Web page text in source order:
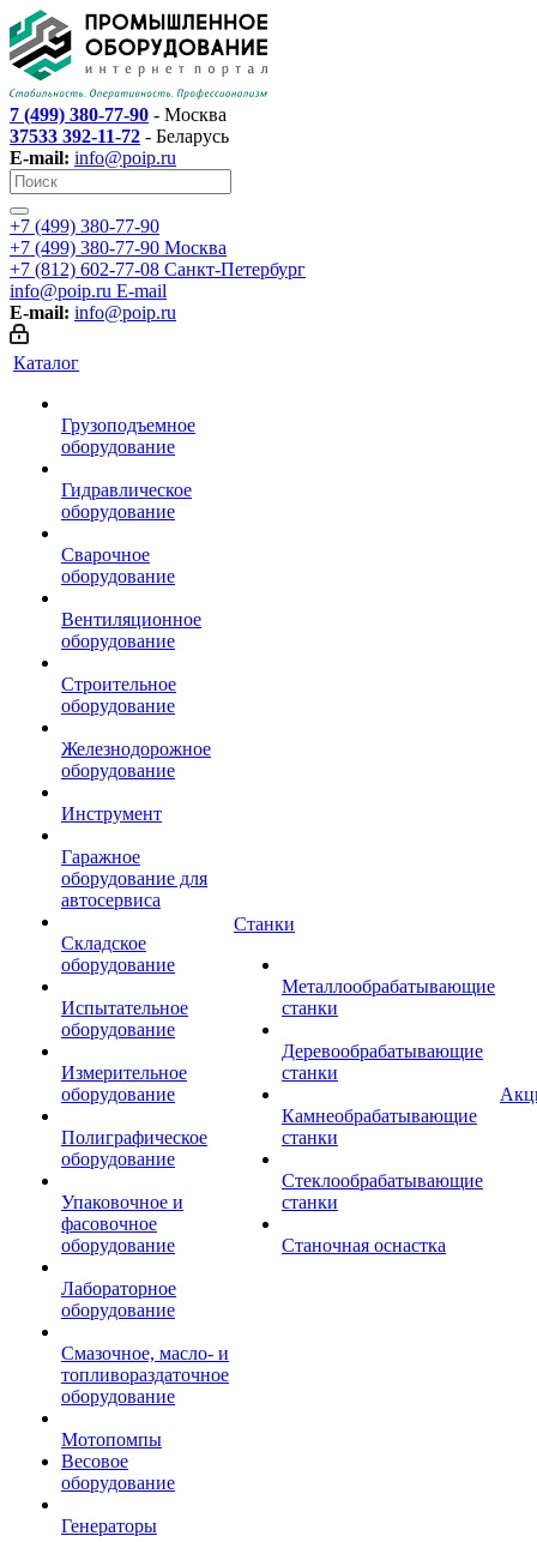
7 (499) 380-77-90 - Москва
37533 392-11-72 - Беларусь
E-mail: info@poip.ru
+7 (499) 380-77-90
+7 (499) 380-77-90 Москва
+7 (812) 602-77-08 Санкт-Петербург
info@poip.ru E-mail
E-mail: info@poip.ru
Каталог
Грузоподъемное
оборудование
Гидравлическое
оборудование
Сварочное
оборудование
Вентиляционное
оборудование
Строительное
оборудование
Железнодорожное
оборудование
Инструмент
Гаражное
оборудование для
автосервиса
Складское
оборудование
Испытательное
оборудование
Измерительное
оборудование
Полиграфическое
оборудование
Упаковочное и
фасовочное
оборудование
Лабораторное
оборудование
Смазочное, масло- и
топливораздаточное
оборудование
Мотопомпы
Весовое
оборудование
Генераторы
Станки
Металлообрабатывающие
станки
Деревообрабатывающие
станки
Камнеобрабатывающие
станки
Стеклообрабатывающие
станки
Станочная оснастка